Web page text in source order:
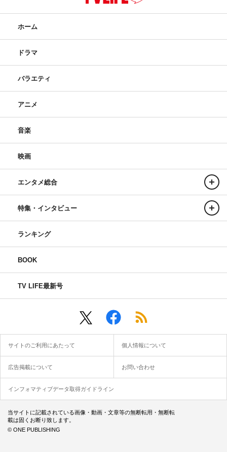
ホーム
ドラマ
バラエティ
アニメ
音楽
映画
エンタメ総合
特集・インタビュー
ランキング
BOOK
TV LIFE最新号
サイトのご利用にあたって 個人情報について
広告掲載について お問い合わせ
インフォマティブデータ取得ガイドライン
当サイトに記載されている画像・動画・文章等の無断転用・無断転
載は固くお断り致します。
© ONE PUBLISHING